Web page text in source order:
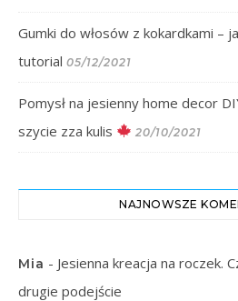
Gumki do włosów z kokardkami –
tutorial 05/12/2021
Pomysł na jesienny home decor
szycie zza kulis
20/10/2021
NAJNOWSZE
Mia - Jesienna kreacja na roczek.
drugie podejście